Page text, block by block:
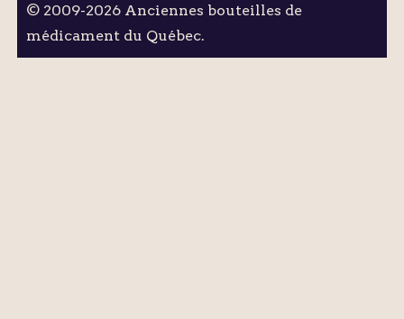
© 2009-2026 Anciennes bouteilles de
médicament du Québec.